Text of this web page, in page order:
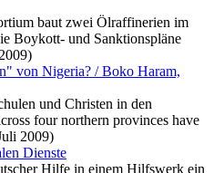
baut zwei Ölraffinerien im
Boykott- und Sanktionspläne
von Nigeria? / Boko Haram,
und Christen in den
four northern provinces have
2009)
Dienste
Hilfe in einem Hilfswerk ein